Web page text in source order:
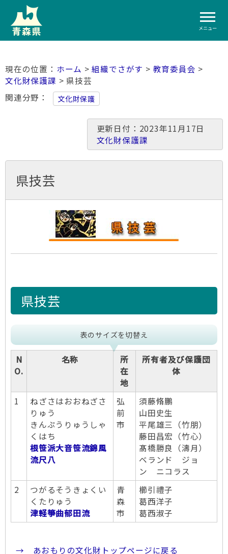
メニュー
ホーム >組織でさがす > 教育委員会 >
文化財保護課 > 県技芸
関連分野
文化財保護
更新日付：2023年11月17日
文化財保護課
県技芸
県技芸
表のサイズを切替え
N
O.
名称
所
在
地
所有者及び保護団
体
1
ねざさはおおねざさ
りゅう
きんぷうりゅうしゃ
くはち
根笹派大音笹流錦風
流尺八
弘
前
市
須藤脩鵬
山田史生
平尾雄三（竹朋）
藤田昌宏（竹心）
髙橋勝良（濤月）
ベランド ジョ
ン ニコラス
2
つがるそうきょくい
くたりゅう
津軽箏曲郁田流
青
森
市
櫛引禮子
葛西洋子
葛西淑子
→ あおもりの文化財トップページに戻る